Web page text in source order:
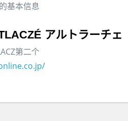
基本信息
アルトラーチェ
第二个